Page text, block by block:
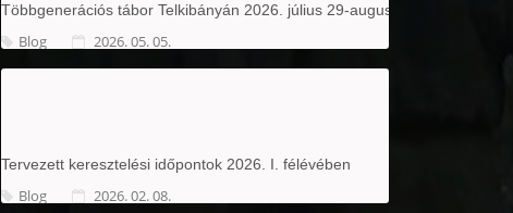
Többgenerációs tábor Telkibányán 2026. július 29-augusztus 2.
Blog 2026. 05. 05.
Tervezett keresztelési időpontok 2026. I. félévében
Blog 2026. 02. 08.